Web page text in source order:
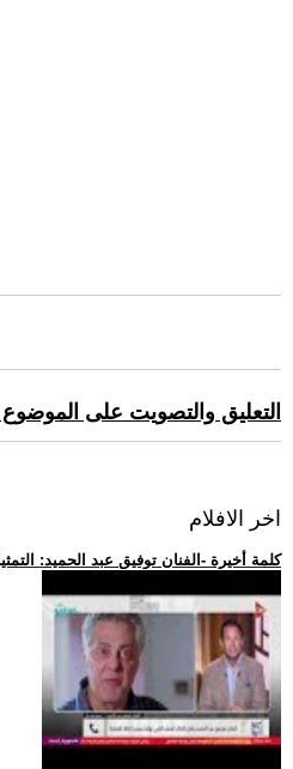
التعليق والتصويت على
اخر الافلام
.. كلمة أخيرة -الفنان توفيق عبد الحميد: